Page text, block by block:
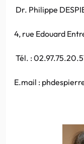
Dr. Philippe
4, rue Edouard
Tél. :
E.mail :